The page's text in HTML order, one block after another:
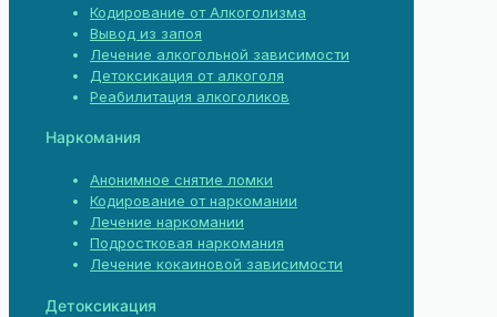
Кодирование от Алкоголизма
Вывод из запоя
Лечение алкогольной зависимости
Детоксикация от алкоголя
Реабилитация алкоголиков
Наркомания
Анонимное снятие ломки
Кодирование от наркомании
Лечение наркомании
Подростковая наркомания
Лечение кокаиновой зависимости
Детоксикация